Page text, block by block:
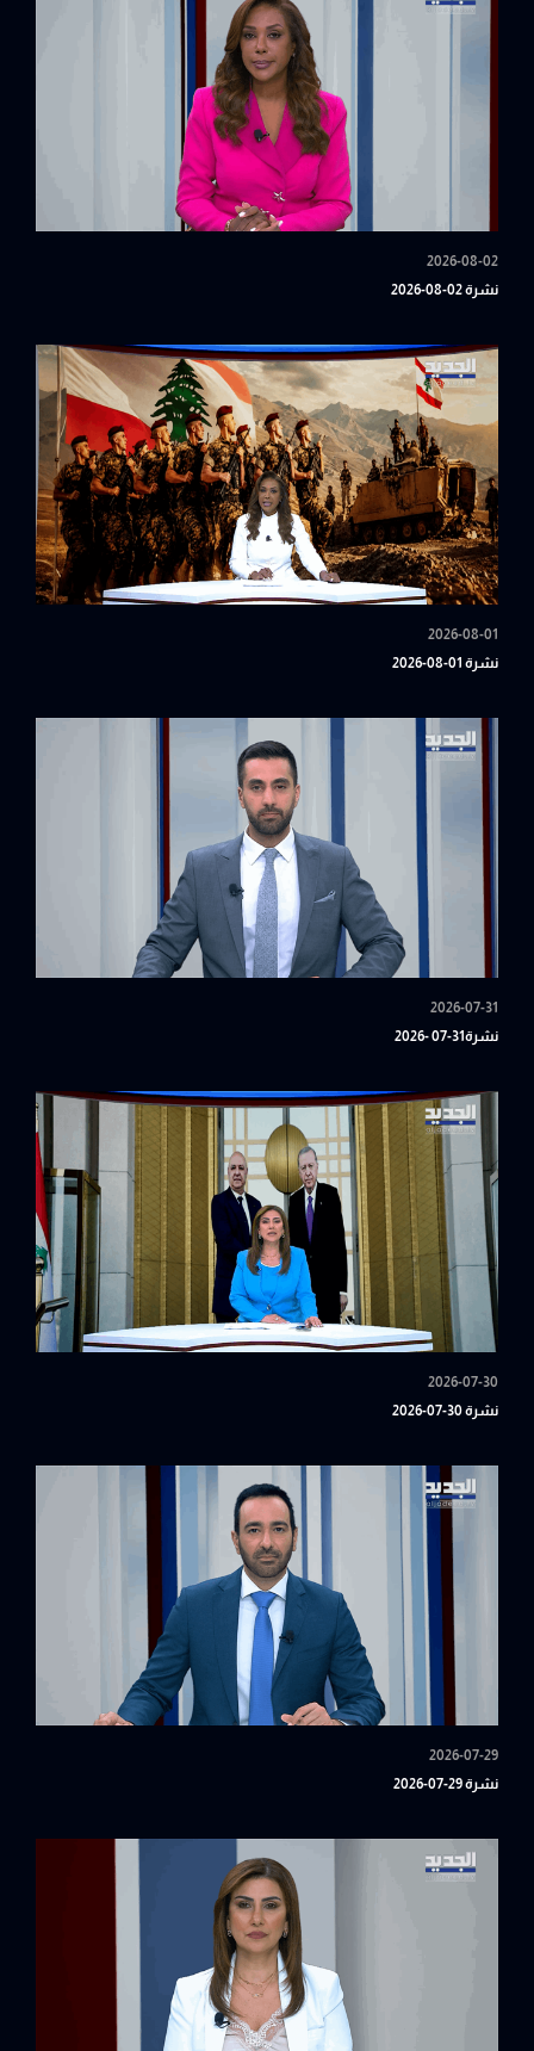
2026-08-02
نشرة 02-08-2026
2026-08-01
نشرة 01-08-2026
2026-07-31
نشرة31-07 -2026
2026-07-30
نشرة 30-07-2026
2026-07-29
نشرة 29-07-2026